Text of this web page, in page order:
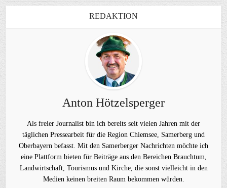
REDAKTION
Anton Hötzelsperger
Als freier Journalist bin ich bereits seit vielen Jahren mit der
täglichen Pressearbeit für die Region Chiemsee, Samerberg und
Oberbayern befasst. Mit den Samerberger Nachrichten möchte ich
eine Plattform bieten für Beiträge aus den Bereichen Brauchtum,
Landwirtschaft, Tourismus und Kirche, die sonst vielleicht in den
Medien keinen breiten Raum bekommen würden.